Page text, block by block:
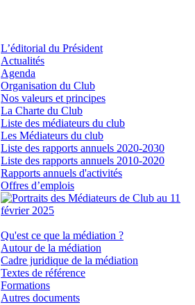
L’éditorial du Président
Actualités
Agenda
Organisation du Club
Nos valeurs et principes
La Charte du Club
Liste des médiateurs du club
Les Médiateurs du club
Liste des rapports annuels 2020-2030
Liste des rapports annuels 2010-2020
Rapports annuels d'activités
Offres d’emplois
Qu'est ce que la médiation ?
Autour de la médiation
Cadre juridique de la médiation
Textes de référence
Formations
Autres documents